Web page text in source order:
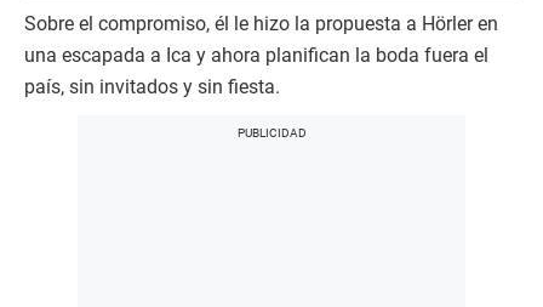
Sobre el compromiso, él le hizo la propuesta a Hörler en
una escapada a Ica y ahora planifican la boda fuera el
país, sin invitados y sin fiesta.